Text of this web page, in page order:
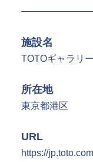
企業理念
会社概要・ア
SPSの歴史
施設名
TOTOギャラリ
所在地
東京都港区
URL
https://